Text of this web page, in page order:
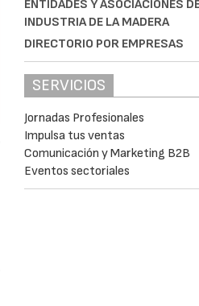
ENTIDADES Y ASOCIACIONES
INDUSTRIA DE LA MADERA
DIRECTORIO POR EMPRESAS
SERVICIOS
Jornadas Profesionales
Impulsa tus ventas
Comunicación y Marketing B2B
Eventos sectoriales